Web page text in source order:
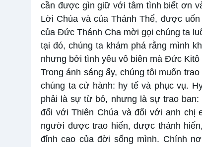
cần được gìn giữ với tâm tình biết ơn
Lời Chúa và của Thánh Thể, được
của Đức Thánh Cha mời gọi chúng ta
tại đó, chúng ta khám phá rằng mình
nhưng bởi tình yêu vô biên mà Đức Kitô
Trong ánh sáng ấy, chúng tôi muốn
chúng ta cử hành: hy tế và phục vụ.
phải là sự từ bỏ, nhưng là sự trao
đối với Thiên Chúa và đối với anh chị
người được trao hiến, được thánh
đỉnh cao của đời sống mình. Chính